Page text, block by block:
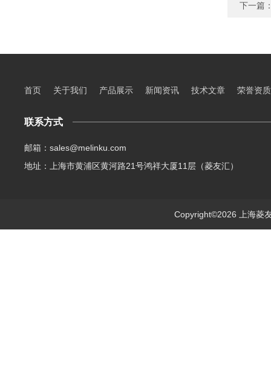
下一篇
首页 关于我们 产品展示 新闻资讯 技术文章 荣誉资质
联系方式
邮箱：sales@melinku.com
地址：上海市黄浦区黄河路21号鸿祥大厦11层（菱友汇）
Copyright©2026 上海菱